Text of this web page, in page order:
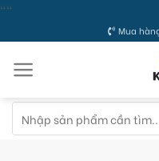
""
content
Mua
kiếm: